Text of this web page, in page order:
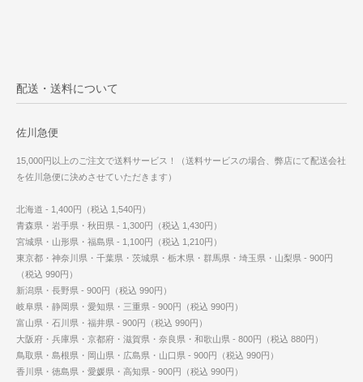
配送・送料について
佐川急便
15,000円以上のご注文で送料サービス！（送料サービスの場合、弊店にて配送会社
を佐川急便に決めさせていただきます）
北海道 - 1,400円（税込 1,540円）
青森県・岩手県・秋田県 - 1,300円（税込 1,430円）
宮城県・山形県・福島県 - 1,100円（税込 1,210円）
東京都・神奈川県・千葉県・茨城県・栃木県・群馬県・埼玉県・山梨県 - 900円
（税込 990円）
新潟県・長野県 - 900円（税込 990円）
岐阜県・静岡県・愛知県・三重県 - 900円（税込 990円）
富山県・石川県・福井県 - 900円（税込 990円）
大阪府・兵庫県・京都府・滋賀県・奈良県・和歌山県 - 800円（税込 880円）
鳥取県・島根県・岡山県・広島県・山口県 - 900円（税込 990円）
香川県・徳島県・愛媛県・高知県 - 900円（税込 990円）